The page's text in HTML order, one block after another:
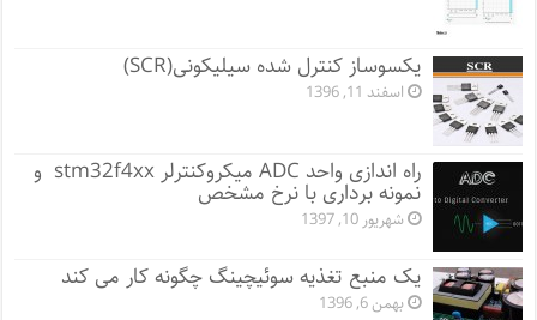
یکسوساز کنترل شده سیلیکونی(SCR)
اسفند 11, 1396
راه اندازی واحد ADC میکروکنترلر stm32f4xx و
نمونه برداری با نرخ مشخص
شهریور 10, 1397
یک منبع تغذیه سوئیچینگ چگونه کار می کند
بهمن 6, 1396